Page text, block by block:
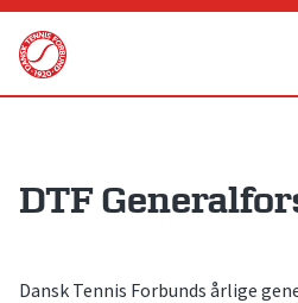
Skip
content
DTF
Dansk Tennis Forbunds årlige